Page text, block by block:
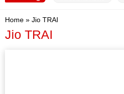
Home » Jio TRAI
Jio TRAI